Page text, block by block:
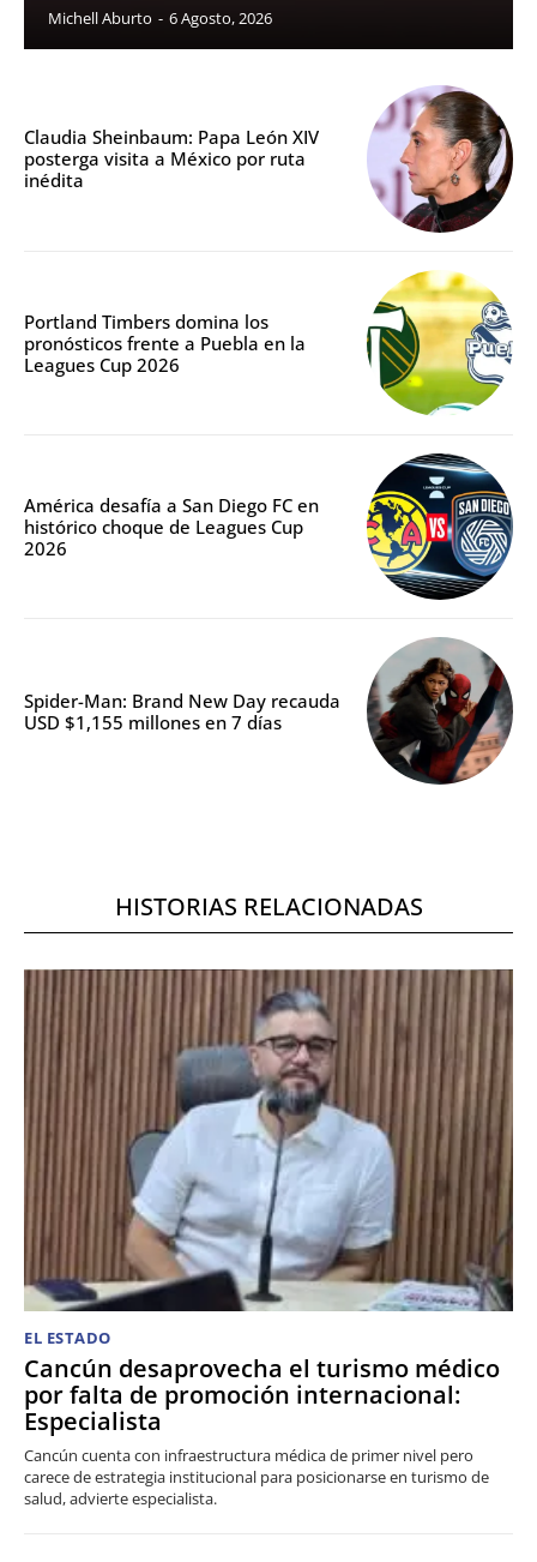
Michell Aburto - 6 Agosto, 2026
Claudia Sheinbaum: Papa León XIV
posterga visita a México por ruta
inédita
Portland Timbers domina los
pronósticos frente a Puebla en la
Leagues Cup 2026
América desafía a San Diego FC en
histórico choque de Leagues Cup
2026
Spider-Man: Brand New Day recauda
USD $1,155 millones en 7 días
HISTORIAS RELACIONADAS
EL ESTADO
Cancún desaprovecha el turismo médico
por falta de promoción internacional:
Especialista
Cancún cuenta con infraestructura médica de primer nivel pero
carece de estrategia institucional para posicionarse en turismo de
salud, advierte especialista.